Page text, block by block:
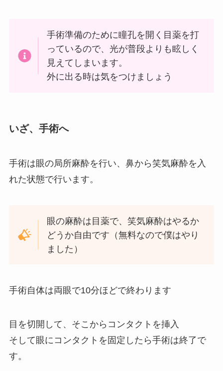
手術準備のために瞳孔を開く目薬を打
っているので、光が普段よりも眩しく
見えてしまいます。
外に出る時は気をつけましょう
いざ、手術へ
手術は眼の局所麻酔を行い、鼻から笑気麻酔を入
れた状態で行います。
眼の麻酔は目薬で、笑気麻酔はやるか
どうか自由です（無料なので僕はやり
ました）
手術自体は両眼で10分ほどで終わります
目を切開して、そこからコンタクトを挿入
そして眼にコンタクトを固定したら手術は終了で
す。